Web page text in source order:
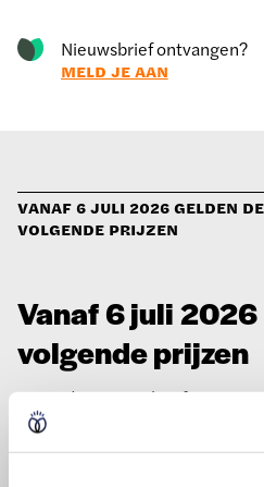
Nieuwsbrief ontvangen?
MELD JE AAN
VANAF 6 JULI 2026 GELDEN DE
VOLGENDE PRIJZEN
Vanaf 6 juli
volgende prijzen
Code- en prijslijst fust per 6
Overzicht prijswijzigingen